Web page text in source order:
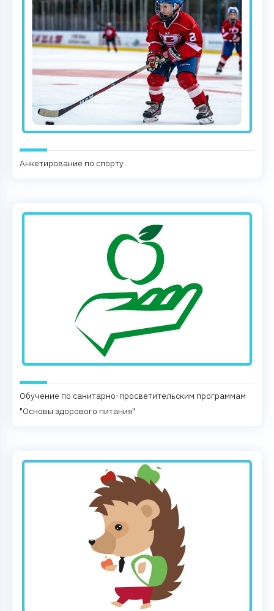
Анкетирование по спорту
Обучение по санитарно-просветительским программам
"Основы здорового питания"